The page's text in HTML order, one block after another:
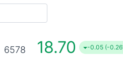
6578 18.70 -0.05 (-